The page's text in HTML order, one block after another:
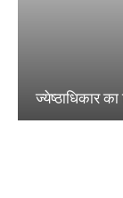
ज्येष्ठाधिकार का